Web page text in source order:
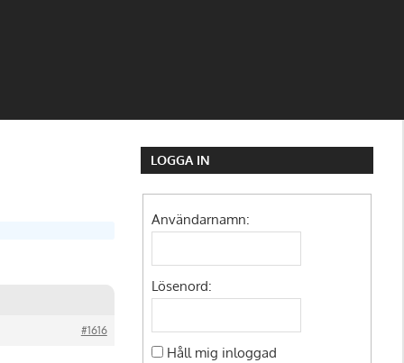
#1616
LOGGA IN
Användarnamn:
Lösenord:
Håll mig inloggad